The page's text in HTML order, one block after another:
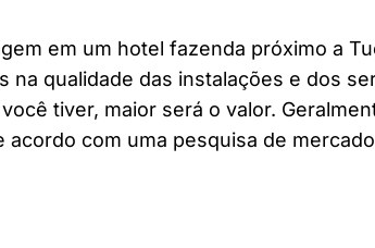
em um hotel fazenda próximo a
na qualidade das instalações e dos
tiver, maior será o valor.
acordo com uma pesquisa de